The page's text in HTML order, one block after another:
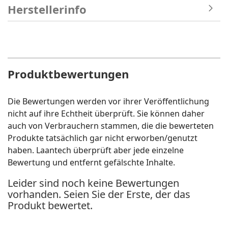
Herstellerinfo
Produktbewertungen
Die Bewertungen werden vor ihrer Veröffentlichung
nicht auf ihre Echtheit überprüft. Sie können daher
auch von Verbrauchern stammen, die die bewerteten
Produkte tatsächlich gar nicht erworben/genutzt
haben. Laantech überprüft aber jede einzelne
Bewertung und entfernt gefälschte Inhalte.
Leider sind noch keine Bewertungen
vorhanden. Seien Sie der Erste, der das
Produkt bewertet.